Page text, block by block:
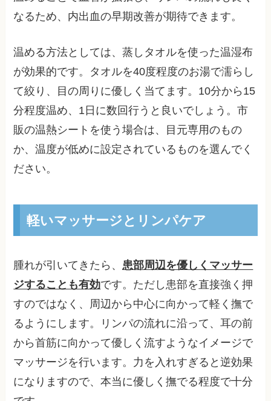
なるため、内出血の早期改善が期待できます。
温める方法としては、蒸しタオルを使った温湿布
が効果的です。タオルを40度程度のお湯で濡らし
て絞り、目の周りに優しく当てます。10分から15
分程度温め、1日に数回行うと良いでしょう。市
販の温熱シートを使う場合は、目元専用のもの
か、温度が低めに設定されているものを選んでく
ださい。
軽いマッサージとリンパケア
腫れが引いてきたら、 患部周辺を優しくマッサー
ジすることも有効です。ただし患部を直接強く押
すのではなく、周辺から中心に向かって軽く撫で
るようにします。リンパの流れに沿って、耳の前
から首筋に向かって優しく流すようなイメージで
マッサージを行います。力を入れすぎると逆効果
になりますので、本当に優しく撫でる程度で十分